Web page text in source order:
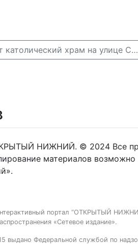
← В Нижнем Новгороде восстановят католический храм на улице Студёной
НИЖНИЙ. © 2024 Все
материалов возможно
портал “ОТКРЫТЫЙ
«Сетевое издание».
выдано Федеральной службой по